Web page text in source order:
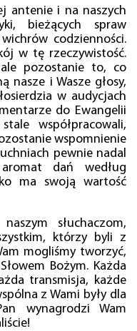
antenie i na naszych
bieżących spraw
codzienności.
w tę rzeczywistość.
ale pozostanie to, co
nasze i Wasze głosy,
w audycjach
do Ewangelii
współpracowali,
wspomnienie
pewnie nadal
dań według
ma swoją wartość
słuchaczom,
którzy byli z
mogliśmy tworzyć,
Bożym. Każda
transmisja, każde
z Wami były dla
wynagrodzi Wam